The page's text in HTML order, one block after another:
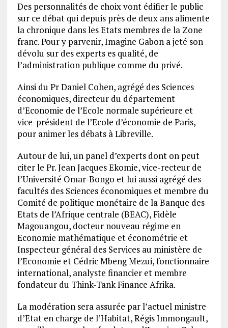
Des personnalités de choix vont édifier le public
sur ce débat qui depuis près de deux ans alimente
la chronique dans les Etats membres de la Zone
franc. Pour y parvenir, Imagine Gabon a jeté son
dévolu sur des experts es qualité, de
l’administration publique comme du privé.
Ainsi du Pr Daniel Cohen, agrégé des Sciences
économiques, directeur du département
d’Economie de l’Ecole normale supérieure et
vice-président de l’Ecole d’économie de Paris,
pour animer les débats à Libreville.
Autour de lui, un panel d’experts dont on peut
citer le Pr. Jean Jacques Ekomie, vice-recteur de
l’Université Omar-Bongo et lui aussi agrégé des
facultés des Sciences économiques et membre du
Comité de politique monétaire de la Banque des
Etats de l’Afrique centrale (BEAC), Fidèle
Magouangou, docteur nouveau régime en
Economie mathématique et économétrie et
Inspecteur général des Services au ministère de
l’Economie et Cédric Mbeng Mezui, fonctionnaire
international, analyste financier et membre
fondateur du Think-Tank Finance Afrika.
La modération sera assurée par l’actuel ministre
d’Etat en charge de l’Habitat, Régis Immongault,